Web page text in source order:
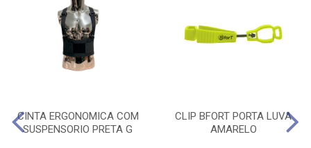
CINTA ERGONOMICA COM
SUSPENSORIO PRETA G
CLIP BFORT PORTA LUVA
AMARELO